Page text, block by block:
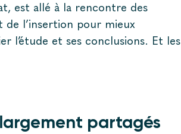
est allé à la rencontre des
de l’insertion pour mieux
l’étude et ses conclusions. Et les
partagés